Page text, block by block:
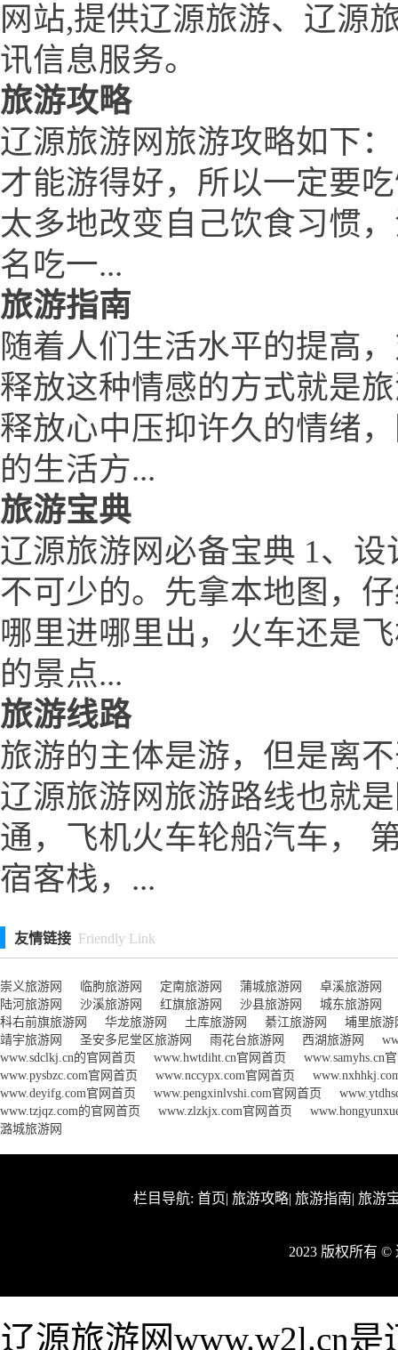
网站,提供辽源旅游、辽源
讯信息服务。
旅游攻略
辽源旅游网旅游攻略如下
才能游得好，所以一定要
太多地改变自己饮食习惯
名吃一...
旅游指南
随着人们生活水平的提高
释放这种情感的方式就是
释放心中压抑许久的情绪
的生活方...
旅游宝典
辽源旅游网必备宝典 1、
不可少的。先拿本地图，
哪里进哪里出，火车还是
的景点...
旅游线路
旅游的主体是游，但是离
辽源旅游网旅游路线也就
通，飞机火车轮船汽车，
宿客栈，...
友情链接 Friendly Link
崇义旅游网 临朐旅游网 定南旅游网 蒲城旅游网
卓溪旅游网
陆河旅游网
沙溪旅游网 红旗旅游网 沙县旅游网
城东旅游网
科右前旗旅游网
华龙旅游网 土库旅游网 綦江旅游网
埔里旅游
靖宇旅游网
圣安多尼堂区旅游网 雨花台旅游网 西湖旅游网
www.sdclkj.cn的官网首页
www.hwtdiht.cn官网首页
www.samyhs.cn
www.pysbzc.com官网首页
www.nccypx.com官网首页
www.deyifg.com官网首页
www.pengxinlvshi.com官网首页
www.tzjqz.com的官网首页
www.zlzkjx.com官网首页
潞城旅游网
栏目导航: 首页| 旅游攻略| 旅游指南| 旅游
2023 版权所有
辽源旅游网www.w2l.cn